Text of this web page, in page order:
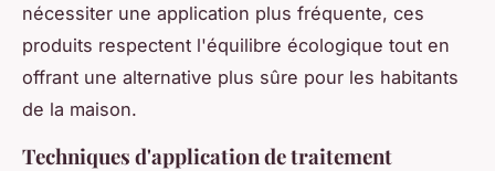
nécessiter une application plus fréquente, ces
produits respectent l'équilibre écologique tout en
offrant une alternative plus sûre pour les habitants
de la maison.
Techniques d'application de traitement